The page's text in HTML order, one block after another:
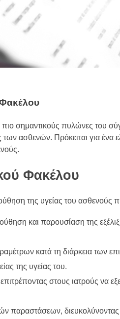
Φακέλου
πιο σημαντικούς πυλώνες του
ασθενών. Πρόκειται για ένα
Φακέλου
της υγείας του ασθενούς
και παρουσίαση της
κατά τη διάρκεια των
της υγείας του.
επιτρέποντας στους ιατρούς να
παραστάσεων,